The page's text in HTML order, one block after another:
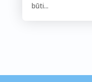
būti...